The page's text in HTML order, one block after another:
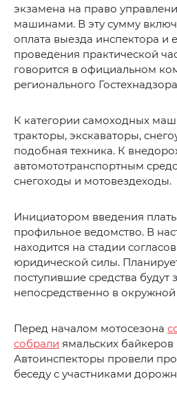
экзамена на право
машинами. В эту сумму
оплата выезда инспектора и
проведения практической
говорится в официальном
регионального
К категории самоходных
тракторы, экскаваторы,
подобная техника. К
автомототранспортным
снегоходы и мотовездеходы.
Инициатором введения
профильное ведомство. В
находится на стадии
юридической силы.
поступившие средства будут
непосредственно в
Перед началом мотосезона
собрали ямальских байкеров
Автоинспекторы провели
беседу с участниками